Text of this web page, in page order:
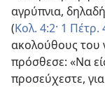
αγρύπνια,
(Κολ. 4:2· 1 Πέτρ.
ακολούθους του
πρόσθεσε: «Να
προσεύχεστε,